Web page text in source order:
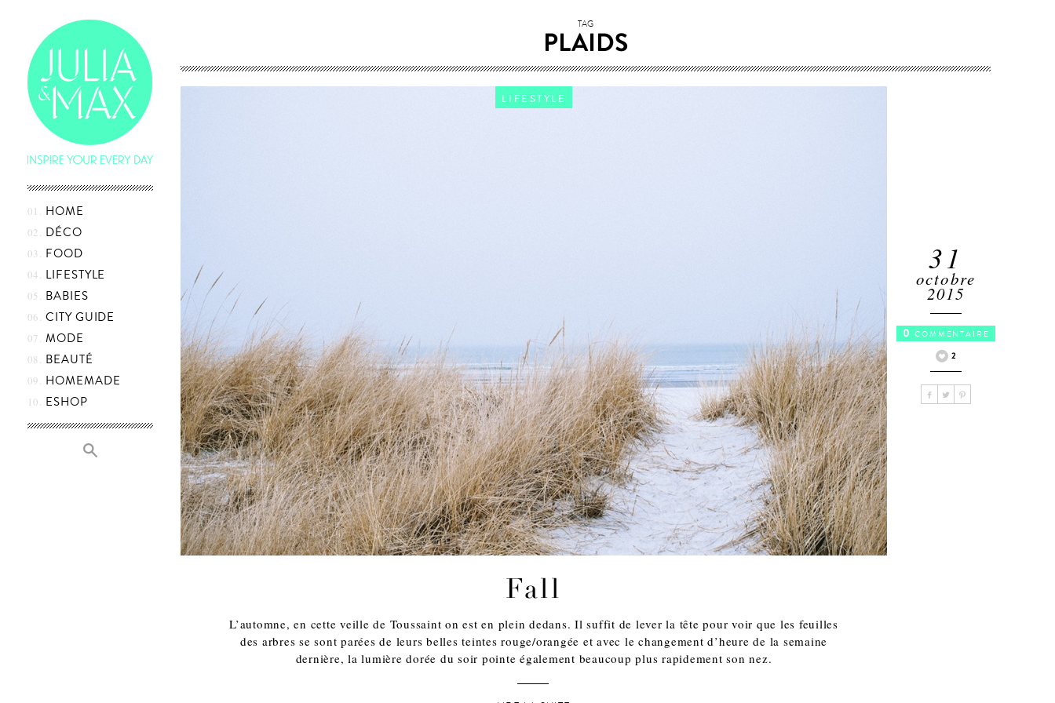
Skip
to
content
HOME
DÉCO
FOOD
LIFESTYLE
BABIES
CITY GUIDE
MODE
BEAUTÉ
HOMEMADE
ESHOP
TAG
PLAIDS
LIFESTYLE
Fall
L’automne, en cette veille de Toussaint on est en plein dedans. Il suffit de lever la tête pour voir que les feuilles
des arbres se sont parées de leurs belles teintes rouge/orangée et avec le changement d’heure de la semaine
dernière, la lumière dorée du soir pointe également beaucoup plus rapidement son nez.
31
octobre
2015
0 COMMENTAIRE
2